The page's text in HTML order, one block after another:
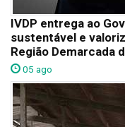
IVDP entrega ao
sustentável e
Região Demarcada
05 ago